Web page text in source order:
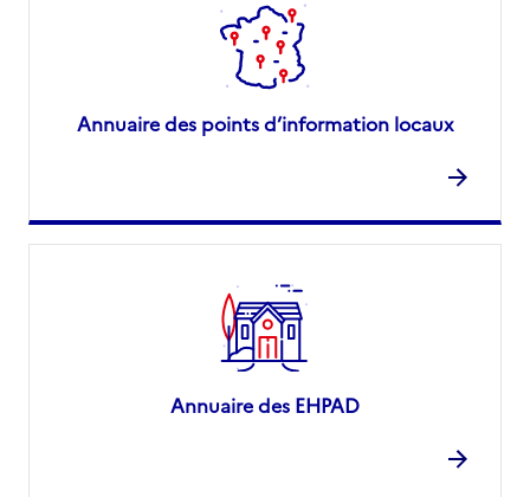
Annuaire des points d’information locaux
Annuaire des EHPAD